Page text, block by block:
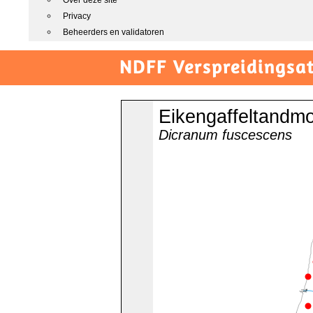
Privacy
Beheerders en validatoren
NDFF